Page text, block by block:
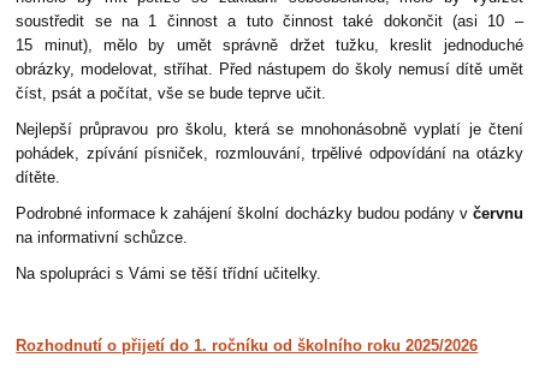
soustředit se na 1 činnost a tuto činnost také dokončit (asi 10 –
15 minut), mělo by umět správně držet tužku, kreslit jednoduché
obrázky, modelovat, stříhat. Před nástupem do školy nemusí dítě umět
číst, psát a počítat, vše se bude teprve učit.
Nejlepší průpravou pro školu, která se mnohonásobně vyplatí je čtení
pohádek, zpívání písniček, rozmlouvání, trpělivé odpovídání na otázky
dítěte.
Podrobné informace k zahájení školní docházky budou podány v červnu
na informativní schůzce.
Na spolupráci s Vámi se těší třídní učitelky.
Rozhodnutí o přijetí do 1. ročníku od školního roku 2025/2026